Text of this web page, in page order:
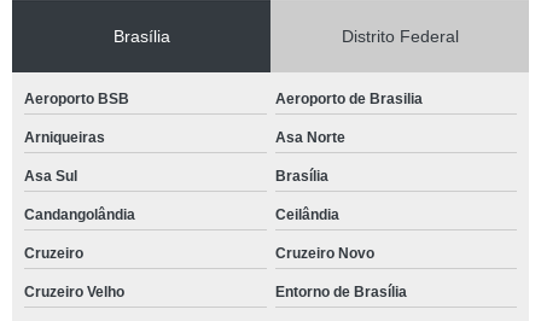
Brasília Distrito Federal
Aeroporto BSB Aeroporto de Brasilia
Arniqueiras Asa Norte
Asa Sul Brasília
Candangolândia Ceilândia
Cruzeiro Cruzeiro Novo
Cruzeiro Velho Entorno de Brasília